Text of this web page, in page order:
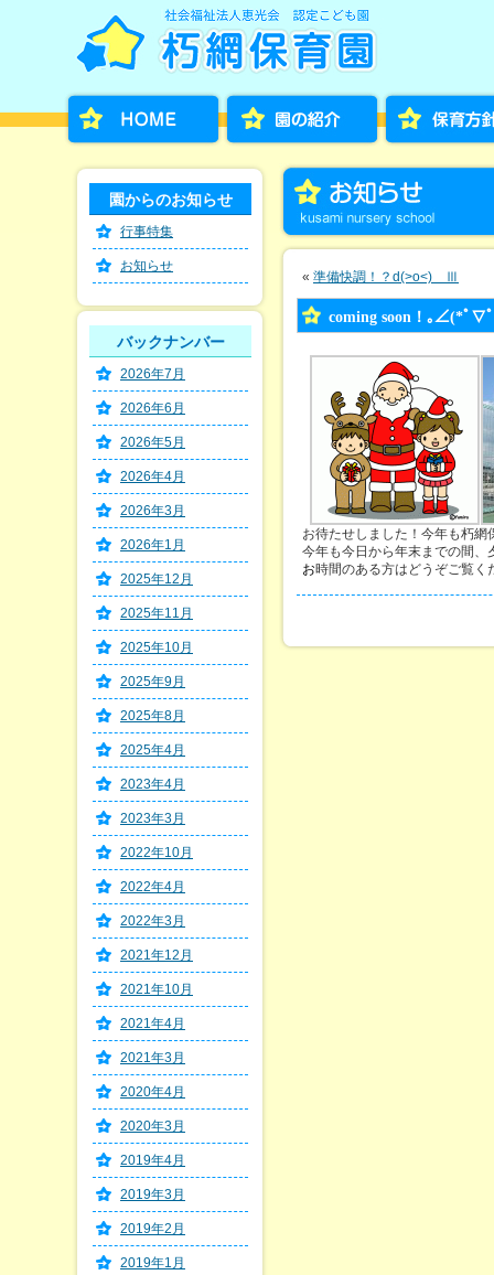
« 準備快調！？d(>o<) Ⅲ
coming soon！｡∠(*ﾟ
お待たせしました！今年も朽
今年も今日から年末までの間、
お時間のある方はどうぞご覧く
園からのお知らせ
行事特集
お知らせ
バックナンバー
2026年7月
2026年6月
2026年5月
2026年4月
2026年3月
2026年1月
2025年12月
2025年11月
2025年10月
2025年9月
2025年8月
2025年4月
2023年4月
2023年3月
2022年10月
2022年4月
2022年3月
2021年12月
2021年10月
2021年4月
2021年3月
2020年4月
2020年3月
2019年4月
2019年3月
2019年2月
2019年1月